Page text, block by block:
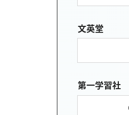
文英堂
第一学習社